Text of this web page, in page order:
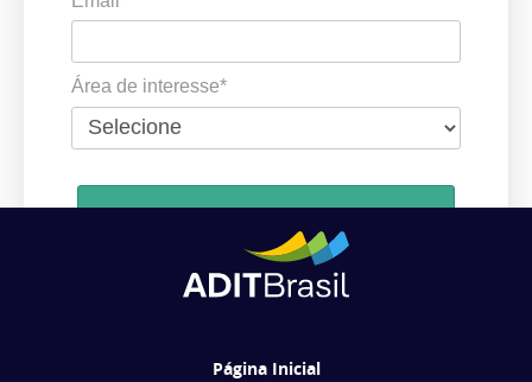
Área de interesse*
Ao se cadastrar, você concorda em receber comunicações da ADIT
Página Inicial